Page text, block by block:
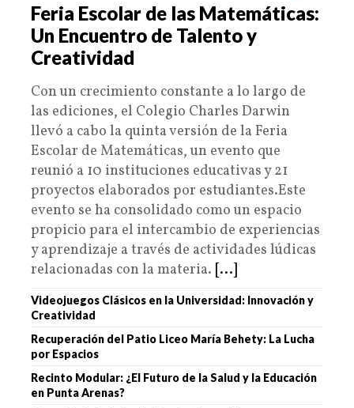
Feria Escolar de las Matemáticas:
Un Encuentro de Talento y
Creatividad
Con un crecimiento constante a lo largo de
las ediciones, el Colegio Charles Darwin
llevó a cabo la quinta versión de la Feria
Escolar de Matemáticas, un evento que
reunió a 10 instituciones educativas y 21
proyectos elaborados por estudiantes.Este
evento se ha consolidado como un espacio
propicio para el intercambio de experiencias
y aprendizaje a través de actividades lúdicas
relacionadas con la materia. [...]
Videojuegos Clásicos en la Universidad: Innovación y
Creatividad
Recuperación del Patio Liceo María Behety: La Lucha
por Espacios
Recinto Modular: ¿El Futuro de la Salud y la Educación
en Punta Arenas?